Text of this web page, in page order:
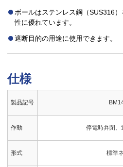
ボールはステンレス鋼（SUS316
性に優れています。
遮断目的の用途に使用できます。
仕様
製品記号
作動 停電時弁閉、
形式 標準